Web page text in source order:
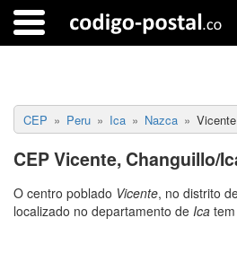
CEP Peru Ica Nazca Vicente
CEP Vicente, Changuillo/
O centro poblado Vicente, no distrito
localizado no departamento de Ica